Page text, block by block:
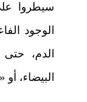
سيطروا
الوجود
الدم،
البيضاء، أو